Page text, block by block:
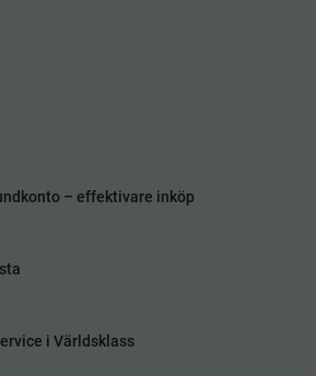
– effektivare inköp
i Världsklass